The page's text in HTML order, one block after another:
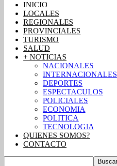
INICIO
LOCALES
REGIONALES
PROVINCIALES
TURISMO
SALUD
+ NOTICIAS
NACIONALES
INTERNACIONALES
DEPORTES
ESPECTACULOS
POLICIALES
ECONOMIA
POLITICA
TECNOLOGIA
QUIENES SOMOS?
CONTACTO